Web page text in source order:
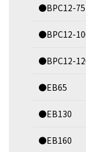
●BPC12-
●BPC12-
●BPC12-
●EB65
●EB130
●EB160